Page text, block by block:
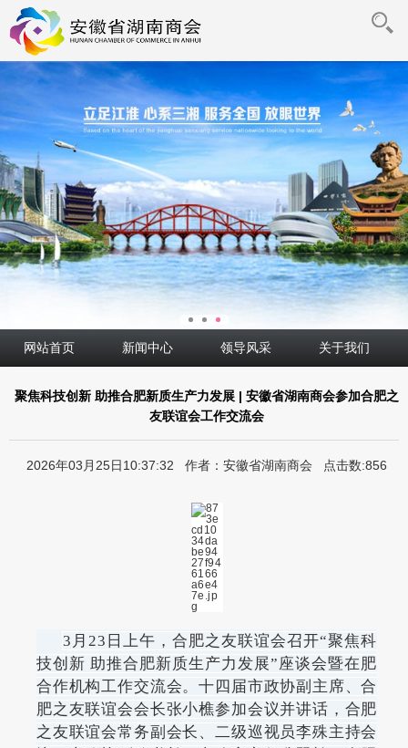
网站首页 新闻中心 领导风采 关于我们
聚焦科技创新 助推合肥新质生产力发展 | 安徽省湖南商会参加合肥之
友联谊会工作交流会
2026年03月25日10:37:32 作者：安徽省湖南商会 点击数:856
3月23日上午，合肥之友联谊会召开“聚焦科
技创新 助推合肥新质生产力发展”座谈会暨在肥
合作机构工作交流会。十四届市政协副主席、合
肥之友联谊会会长张小樵参加会议并讲话，合肥
之友联谊会常务副会长、二级巡视员李殊主持会